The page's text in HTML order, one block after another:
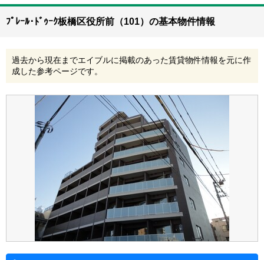
ﾌﾟﾚｰﾙ･ﾄﾞｩｰｸ板橋区役所前（101）の基本物件情報
過去から現在までエイブルに掲載のあった賃貸物件情報を元に作
成した参考ページです。